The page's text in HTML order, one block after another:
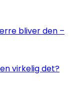
bliver den –
virkelig det?